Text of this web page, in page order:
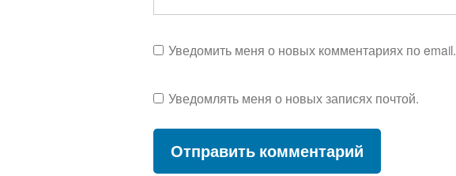
Уведомить меня о новых комментариях по email.
Уведомлять меня о новых записях почтой.